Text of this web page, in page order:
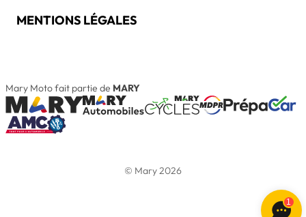
MENTIONS LÉGALES
Mary Moto fait partie de MARY
© Mary 2026
1